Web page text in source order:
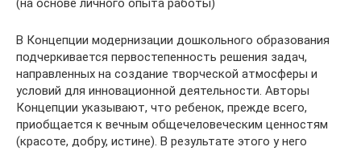
(на основе личного опыта работы)
В Концепции модернизации дошкольного образования
подчеркивается первостепенность решения задач,
направленных на создание творческой атмосферы и
условий для инновационной деятельности. Авторы
Концепции указывают, что ребенок, прежде всего,
приобщается к вечным общечеловеческим ценностям
(красоте, добру, истине). В результате этого у него